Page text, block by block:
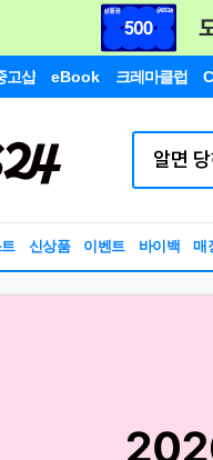
고샵 eBook 크레마클럽
신상품 이벤트 바이백 매